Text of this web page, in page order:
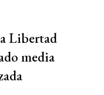
Libertad
media